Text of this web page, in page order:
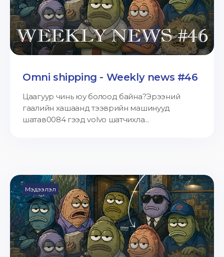
Omni shipping - Weekly news #46
Цаагуур чинь юу болоод байна?Эрээний
гаалийн хашаанд тээврийн машинууд
шатав0084 гээд volvo шатчихла...
Мэдээлэл